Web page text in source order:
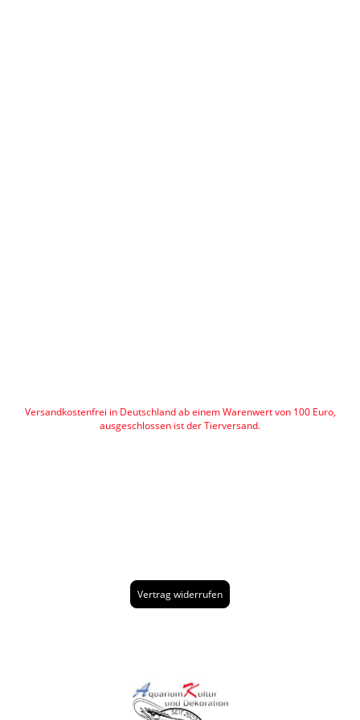
Versandkostenfrei in Deutschland ab einem Warenwert von 100 Euro,
ausgeschlossen ist der Tierversand.
Vertrag widerrufen